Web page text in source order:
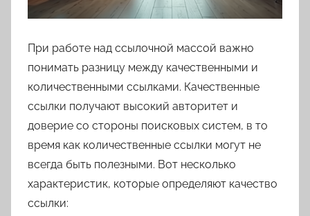
При работе над ссылочной массой важно
понимать разницу между качественными и
количественными ссылками. Качественные
ссылки получают высокий авторитет и
доверие со стороны поисковых систем, в то
время как количественные ссылки могут не
всегда быть полезными. Вот несколько
характеристик, которые определяют качество
ссылки: